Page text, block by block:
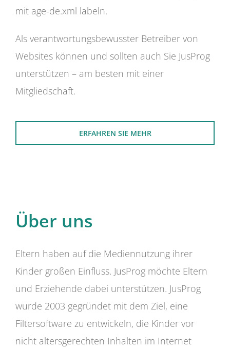
mit age-de.xml labeln.
Als verantwortungsbewusster Betreiber von
Websites können und sollten auch Sie JusProg
unterstützen – am besten mit einer
Mitgliedschaft.
ERFAHREN SIE MEHR
Über uns
Eltern haben auf die Mediennutzung ihrer
Kinder großen Einfluss. JusProg möchte Eltern
und Erziehende dabei unterstützen. JusProg
wurde 2003 gegründet mit dem Ziel, eine
Filtersoftware zu entwickeln, die Kinder vor
nicht altersgerechten Inhalten im Internet